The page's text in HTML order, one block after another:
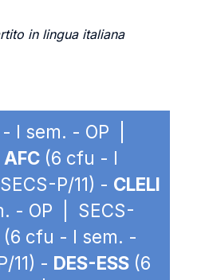
in lingua italiana
I sem. - OP |
AFC (6 cfu - I
P/11) - CLELI
- OP | SECS-
(6 cfu - I sem. -
11) - DES-ESS (6